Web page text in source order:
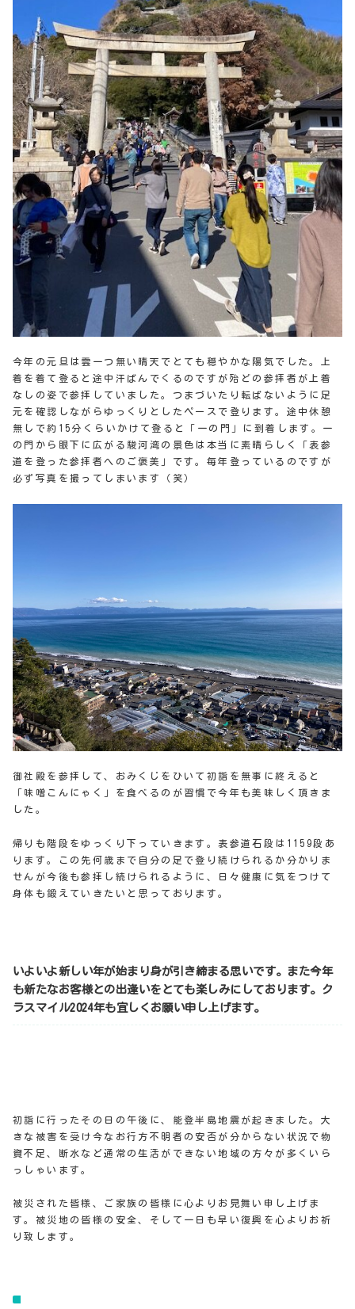
今年の元旦は雲一つ無い晴天でとても穏やかな陽気でした。上
着を着て登ると途中汗ばんでくるのですが殆どの参拝者が上着
なしの姿で参拝していました。つまづいたり転ばないように足
元を確認しながらゆっくりとしたペースで登ります。途中休憩
無しで約15分くらいかけて登ると「一の門」に到着します。一
の門から眼下に広がる駿河湾の景色は本当に素晴らしく「表参
道を登った参拝者へのご褒美」です。毎年登っているのですが
必ず写真を撮ってしまいます（笑）
御社殿を参拝して、おみくじをひいて初詣を無事に終えると
「味噌こんにゃく」を食べるのが習慣で今年も美味しく頂きま
した。
帰りも階段をゆっくり下っていきます。表参道石段は1159段あ
ります。この先何歳まで自分の足で登り続けられるか分かりま
せんが今後も参拝し続けられるように、日々健康に気をつけて
身体も鍛えていきたいと思っております。
いよいよ新しい年が始まり身が引き締まる思いです。また今年
も新たなお客様との出逢いをとても楽しみにしております。ク
ラスマイル2024年も宜しくお願い申し上げます。
初詣に行ったその日の午後に、能登半島地震が起きました。大
きな被害を受け今なお行方不明者の安否が分からない状況で物
資不足、断水など通常の生活ができない地域の方々が多くいら
っしゃいます。
被災された皆様、ご家族の皆様に心よりお見舞い申し上げま
す。被災地の皆様の安全、そして一日も早い復興を心よりお祈
り致します。